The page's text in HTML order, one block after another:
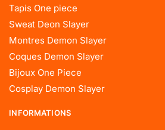
Tapis One piece
Sweat Deon Slayer
Montres Demon Slayer
Coques Demon Slayer
Bijoux One Piece
Cosplay Demon Slayer
INFORMATIONS